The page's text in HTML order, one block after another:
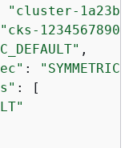
"cluster-
"cks-
,
:
: [